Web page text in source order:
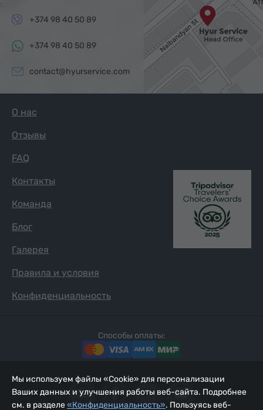
+374 98 40 50 89
+374 98 40 50 89
contact@hyurservice.com
О нас
Отзывы
FAQ
Контакты
Команда
Блог
Галерея
Правила и условия
Конфиденциальность
Способы оплаты:
Мы используем файлы «Cookie» для персонализации
Ваших данных и улучшения работы веб-сайта. Подробнее
см. в разделе«Конфиденциальность». Пользуясь веб-